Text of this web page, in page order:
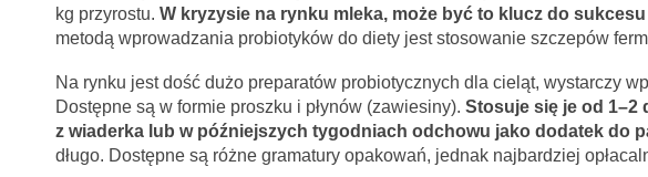
kg przyrostu. W kryzysie na rynku mleka, może być to klucz do
metodą wprowadzania probiotyków do diety jest stosowanie szczepów
Na rynku jest dość dużo preparatów probiotycznych dla cieląt, wystarczy
Dostępne są w formie proszku i płynów (zawiesiny). Stosuje się je od 1–2
z wiaderka lub w późniejszych tygodniach odchowu jako dodatek do
długo. Dostępne są różne gramatury opakowań, jednak najbardziej